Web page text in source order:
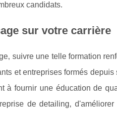
candidats.
sur votre carrière
suivre une telle formation
et entreprises formés
à fournir une éducation de
de detailing,